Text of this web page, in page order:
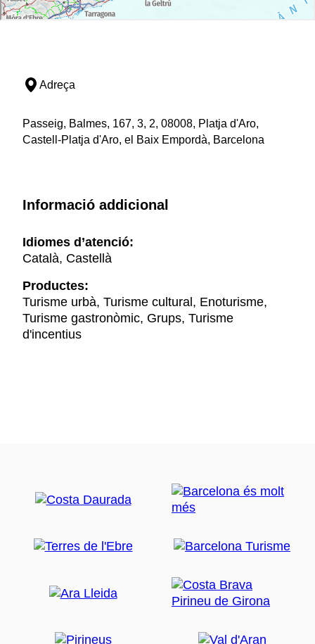
Adreça
Passeig, Balmes, 167, 3, 2, 08008, Platja d'Aro,
Castell-Platja d'Aro, el Baix Empordà, Barcelona
Informació addicional
Idiomes d’atenció:
Català, Castellà
Productes:
Turisme urbà, Turisme cultural, Enoturisme,
Turisme gastronòmic, Grups, Turisme
d'incentius